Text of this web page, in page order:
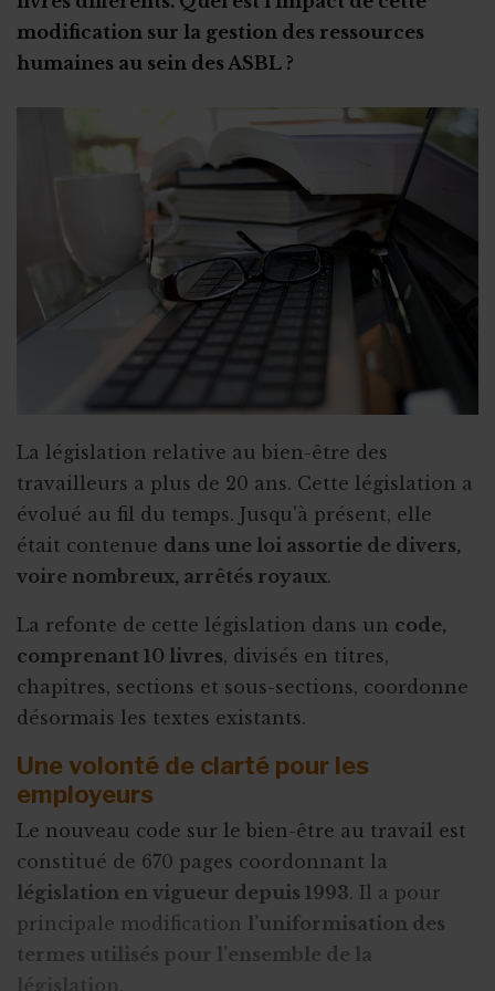
Stage et assurances
modification sur la gestion des ressources
humaines au sein des ASBL ?
La législation relative au bien-être des
travailleurs a plus de 20 ans. Cette législation a
évolué au fil du temps. Jusqu'à présent, elle
était contenue dans une loi assortie de divers,
voire nombreux, arrêtés royaux.
La refonte de cette législation dans un code,
comprenant 10 livres, divisés en titres,
chapitres, sections et sous-sections, coordonne
désormais les textes existants.
Une volonté de clarté pour les
employeurs
Le nouveau code sur le bien-être au travail est
constitué de 670 pages coordonnant la
législation en vigueur depuis 1993. Il a pour
principale modification l’uniformisation des
termes utilisés pour l’ensemble de la
législation